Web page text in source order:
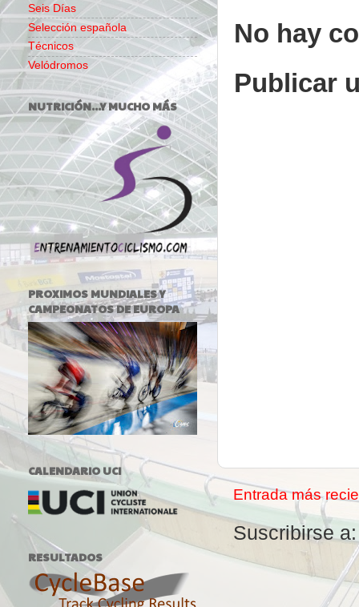
No hay
Publicar
Entrada más
Suscribirse
Seis Días
Selección española
Técnicos
Velódromos
NUTRICIÓN...Y MUCHO MÁS
PROXIMOS MUNDIALES Y
CAMPEONATOS DE EUROPA
CALENDARIO UCI
RESULTADOS